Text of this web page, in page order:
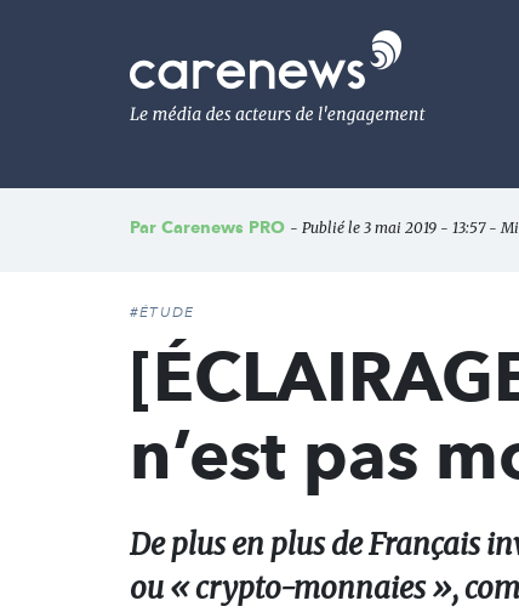
Le
média
de
l'engagement
Par Carenews PRO - Publié le 3 mai 2019 - 13:57 -
#ÉTUDE
n’est pas
De plus en plus de Français
ou « crypto-monnaies »,